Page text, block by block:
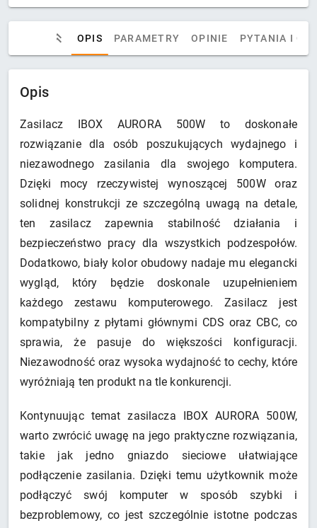
OPIS PARAMETRY OPINIE PYTANIA I
Opis
Zasilacz IBOX AURORA 500W to doskonałe
rozwiązanie dla osób poszukujących wydajnego i
niezawodnego zasilania dla swojego komputera.
Dzięki mocy rzeczywistej wynoszącej 500W oraz
solidnej konstrukcji ze szczególną uwagą na detale,
ten zasilacz zapewnia stabilność działania i
bezpieczeństwo pracy dla wszystkich podzespołów.
Dodatkowo, biały kolor obudowy nadaje mu elegancki
wygląd, który będzie doskonale uzupełnieniem
każdego zestawu komputerowego. Zasilacz jest
kompatybilny z płytami głównymi CDS oraz CBC, co
sprawia, że pasuje do większości konfiguracji.
Niezawodność oraz wysoka wydajność to cechy, które
wyróżniają ten produkt na tle konkurencji.
Kontynuując temat zasilacza IBOX AURORA 500W,
warto zwrócić uwagę na jego praktyczne rozwiązania,
takie jak jedno gniazdo sieciowe ułatwiające
podłączenie zasilania. Dzięki temu użytkownik może
podłączyć swój komputer w sposób szybki i
bezproblemowy, co jest szczególnie istotne podczas